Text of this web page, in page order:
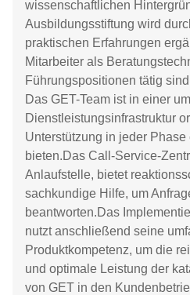
wissenschaftlichen
Ausbildungsstiftung wird
praktischen Erfahrungen
Mitarbeiter als
Führungspositionen tätig
Das GET-Team ist in einer
Dienstleistungsinfrastruktur
Unterstützung in jeder
bieten.Das Call-Service-
Anlaufstelle, bietet
sachkundige Hilfe, um
beantworten.Das
nutzt anschließend seine
Produktkompetenz, um die
und optimale Leistung der
von GET in den